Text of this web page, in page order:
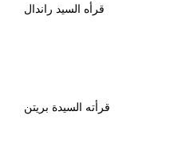
قرأه السيد راندال
قرأته السيدة بريتن